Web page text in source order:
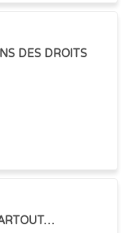
DES DROITS